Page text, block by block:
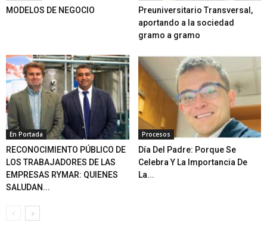
MODELOS DE NEGOCIO
Preuniversitario Transversal,
aportando a la sociedad
gramo a gramo
En Portada
RECONOCIMIENTO PÚBLICO DE
LOS TRABAJADORES DE LAS
EMPRESAS RYMAR: QUIENES
SALUDAN...
Procesos
Día Del Padre: Porque Se
Celebra Y La Importancia De
La...